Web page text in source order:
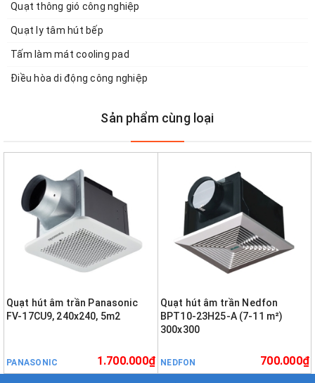
Quạt thông gió công nghiệp
Quạt ly tâm hút bếp
Tấm làm mát cooling pad
Điều hòa di động công nghiệp
Sản phẩm cùng loại
Quạt hút âm trần Panasonic
FV-17CU9, 240x240, 5m2
PANASONIC 1.700.000₫
Quạt hút âm trần Nedfon
BPT10-23H25-A (7-11 m²)
300x300
NEDFON 700.000₫